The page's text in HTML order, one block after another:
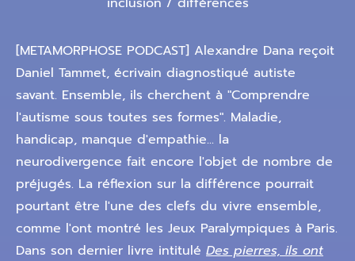
[METAMORPHOSE PODCAST] Alexandre Dana reçoit
Daniel Tammet, écrivain diagnostiqué autiste
savant. Ensemble, ils cherchent à "Comprendre
l'autisme sous toutes ses formes". Maladie,
handicap, manque d'empathie... la
neurodivergence fait encore l'objet de nombre de
préjugés. La réflexion sur la différence pourrait
pourtant être l'une des clefs du vivre ensemble,
comme l'ont montré les Jeux Paralympiques à Paris.
Dans son dernier livre intitulé Des pierres, ils ont